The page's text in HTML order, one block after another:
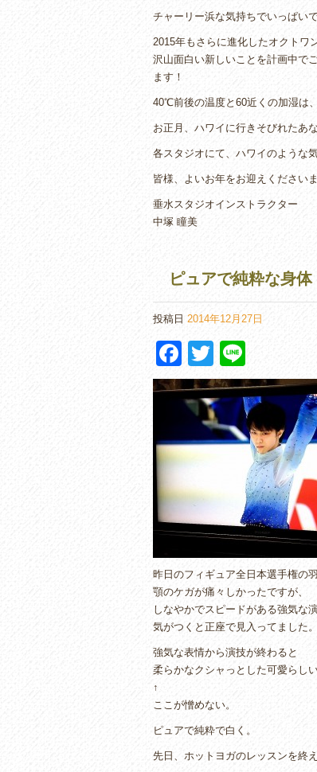
k
チャーリー浜な気持ちでいっぱいで
2015年もさらに進化したオクトワ
沢山面白い新しいことを計画中で
ます！
40℃前後の温度と60近くの加湿は
お正月、ハワイに行きそびれたあな
各スタジオにて、ハワイのような
皆様、よいお年をお迎えください
垂水スタジオインストラクター
中塚 瞳美
ピュアで純粋な身体
投稿日 2014年12月27日
F
a
c
b
o
o
k
T
wi
tt
er
n
e
昨日のフィギュア全日本選手権の羽
顎のケガが痛々しかったですが、
しなやかでスピードがある強気な
気がつくと正座で見入ってました。
強気な表情から演技が終わると
柔らかなクシャっとした可愛らし
↑
ここが憎めない。
ピュアで純粋で白く。
先日、ホットヨガのレッスンを終